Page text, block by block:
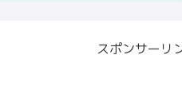
スポンサーリ